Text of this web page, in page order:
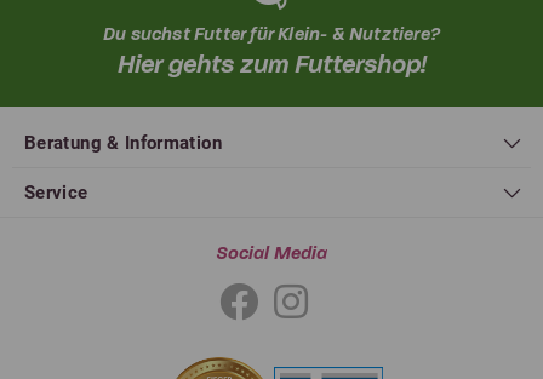
Du suchst Futter für Klein- & Nutztiere?
Hier gehts zum Futtershop!
Beratung & Information
Service
Social Media